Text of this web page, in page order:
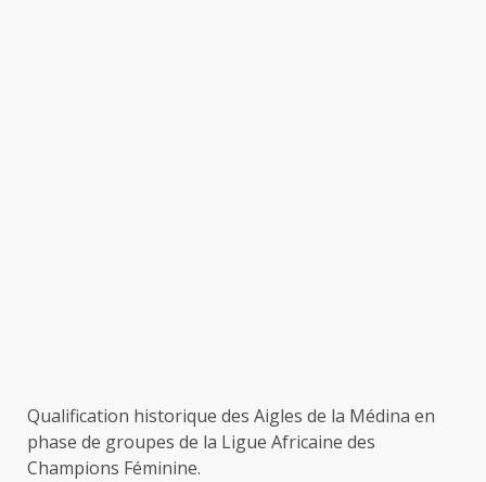
Qualification historique des Aigles de la Médina en
phase de groupes de la Ligue Africaine des
Champions Féminine.